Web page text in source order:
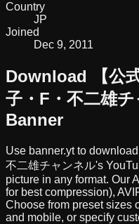
Country
JP
Joined
Dec 9, 2011
Download
【公
子・F・不二雄
Banner
Use banner.yt to download
不二雄チャンネル's
picture in any format. Our
for best compression),
Choose from preset sizes
and mobile, or specify